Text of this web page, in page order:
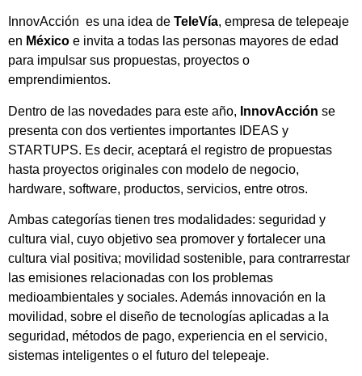
InnovAcción es una idea de TeleVía, empresa de telepeaje
en México e invita a todas las personas mayores de edad
para impulsar sus propuestas, proyectos o
emprendimientos.
Dentro de las novedades para este año, InnovAcción se
presenta con dos vertientes importantes IDEAS y
STARTUPS. Es decir, aceptará el registro de propuestas
hasta proyectos originales con modelo de negocio,
hardware, software, productos, servicios, entre otros.
Ambas categorías tienen tres modalidades: seguridad y
cultura vial, cuyo objetivo sea promover y fortalecer una
cultura vial positiva; movilidad sostenible, para contrarrestar
las emisiones relacionadas con los problemas
medioambientales y sociales. Además innovación en la
movilidad, sobre el diseño de tecnologías aplicadas a la
seguridad, métodos de pago, experiencia en el servicio,
sistemas inteligentes o el futuro del telepeaje.